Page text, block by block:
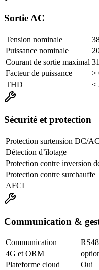
Sortie AC
Tension nominale
Puissance nominale
Courant de sortie maximal
Facteur de puissance
>
THD
<
Sécurité et protection
Protection surtension DC/AC
Détection d’îlotage
Protection contre inversion
Protection contre surchauffe
AFCI
Communication &
Communication
4G et ORM
Plateforme cloud
Oui